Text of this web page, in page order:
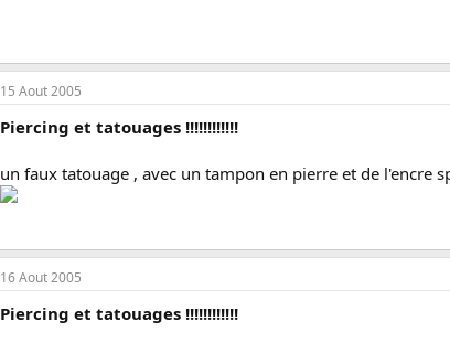
15 Aout 2005
Piercing et tatouages !!!!!!!!!!!!
un faux tatouage , avec un tampon en pierre et de l'encre
16 Aout 2005
Piercing et tatouages !!!!!!!!!!!!